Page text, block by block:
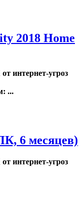
2018 Home
интернет-угроз
: ...
6 месяцев)
интернет-угроз